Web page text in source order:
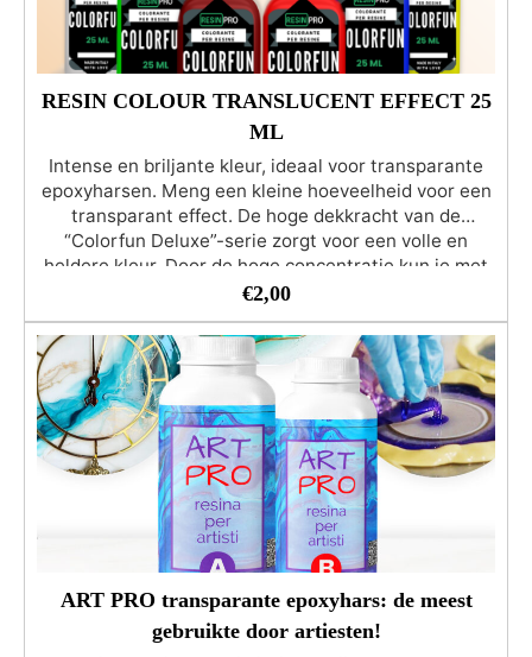
RESIN COLOUR TRANSLUCENT EFFECT 25
ML
Intense en briljante kleur, ideaal voor transparante
epoxyharsen. Meng een kleine hoeveelheid voor een
transparant effect. De hoge dekkracht van de
“Colorfun Deluxe”-serie zorgt voor een volle en
heldere kleur. Door de hoge concentratie kun je met
slechts een paar druppels een dekkende kleur
krijgen. Geschikt om de producten van de RESIN
PRO-serie te kleuren. Het aanbevolen percentage
kleurpigment ten opzichte van de totale hoeveelheid
hars varieert van 1% (transparant effect) tot 5%
(voor intense en dekkende kleuren). Gebruik niet
meer dan 5% kleurstof van de totale harsmassa!
Dierproefvrij, Veganistisch Vriendelijk
€2,00
ART PRO transparante epoxyhars: de meest
gebruikte door artiesten!